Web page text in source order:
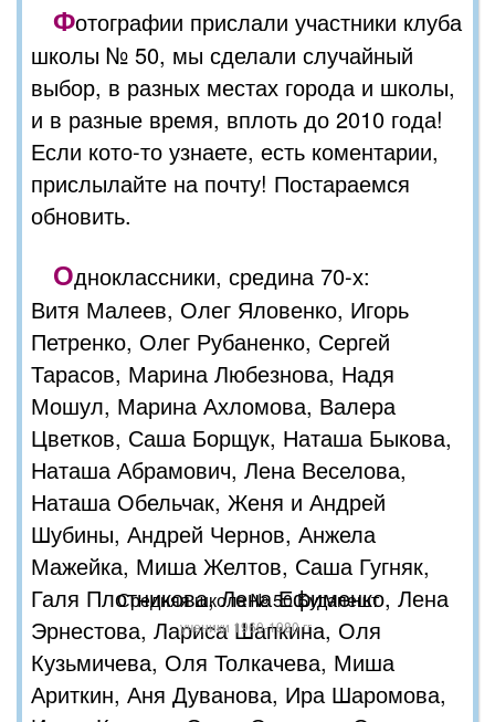
Средняя школа № 50 Будапешт
ученики 1960-1980 гг.
Фотографии прислали участники клуба
школы № 50, мы сделали случайный
выбор, в разных местах города и школы,
и в разные время, вплоть до 2010 года!
Если кото-то узнаете, есть коментарии,
прислылайте на почту! Постараемся
обновить.
Одноклассники, средина 70-х:
Витя Малеев, Олег Яловенко, Игорь
Петренко, Олег Рубаненко, Сергей
Тарасов, Марина Любезнова, Надя
Мошул, Марина Ахломова, Валера
Цветков, Саша Борщук, Наташа Быкова,
Наташа Абрамович, Лена Веселова,
Наташа Обельчак, Женя и Андрей
Шубины, Андрей Чернов, Анжела
Мажейка, Миша Желтов, Саша Гугняк,
Галя Плотникова, Лена Ефименко, Лена
Эрнестова, Лариса Шапкина, Оля
Кузьмичева, Оля Толкачева, Миша
Ариткин, Аня Дуванова, Ира Шаромова,